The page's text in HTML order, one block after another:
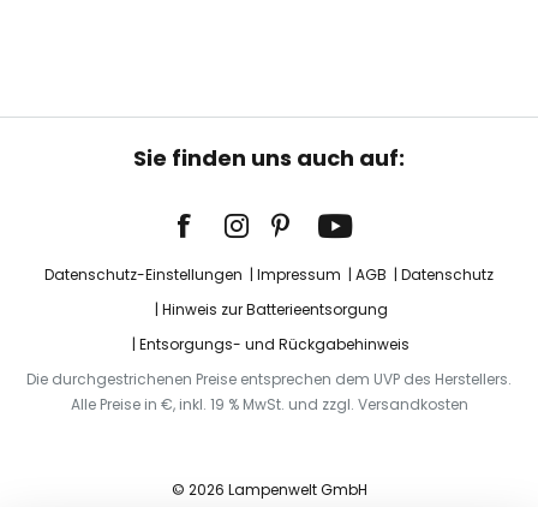
Sie finden uns auch auf:
Datenschutz-Einstellungen Impressum AGB
Datenschutz
Hinweis zur Batterieentsorgung
Entsorgungs- und Rückgabehinweis
Die durchgestrichenen Preise entsprechen dem UVP des Herstellers.
Alle Preise in €, inkl. 19 % MwSt. und zzgl. Versandkosten
© 2026 Lampenwelt GmbH